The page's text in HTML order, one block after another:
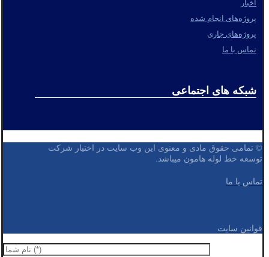
اخبار
پروژه‌های انجام شده
پروژه‌های جاری
تماس با ما
شبکه های اجتماعی
© تمامی حقوق مادی و معنوی این وب سایت در اختیار شرکت
توسعه خط لوله هامون میباشد.
تماس با ما
قوانین سایت